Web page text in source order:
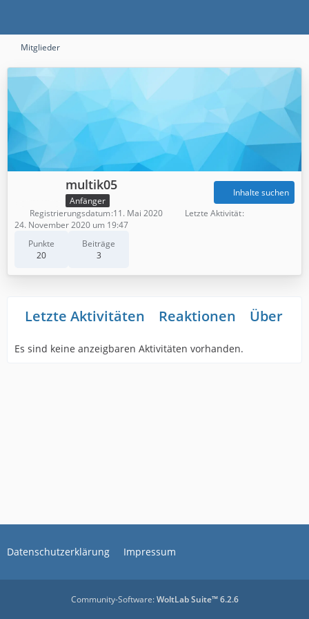
Mitglieder
multik05
Anfänger
Punkte
20
Beiträge
3
Inhalte suchen
Registrierungsdatum 11. Mai 2020
Letzte Aktivität
24. November 2020 um 19:47
Letzte Aktivitäten Reaktionen Über
Es sind keine anzeigbaren Aktivitäten vorhanden.
Datenschutzerklärung Impressum
Community-Software:WoltLab Suite™ 6.2.6